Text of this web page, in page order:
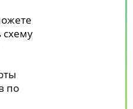
схему
по